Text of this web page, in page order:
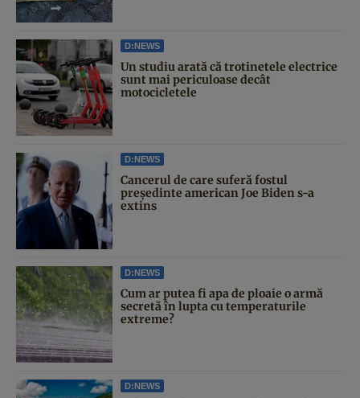
D:NEWS
Un studiu arată că trotinetele electrice
sunt mai periculoase decât
motocicletele
D:NEWS
Cancerul de care suferă fostul
președinte american Joe Biden s-a
extins
D:NEWS
Cum ar putea fi apa de ploaie o armă
secretă în lupta cu temperaturile
extreme?
D:NEWS